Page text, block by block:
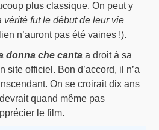
plus classique. On peut y
vérité fut le début de leur vie
n’auront pas été vaines !).
donna che canta a droit à sa
site officiel. Bon d’accord, il n’a
On se croirait dix ans
quand même pas
le film.